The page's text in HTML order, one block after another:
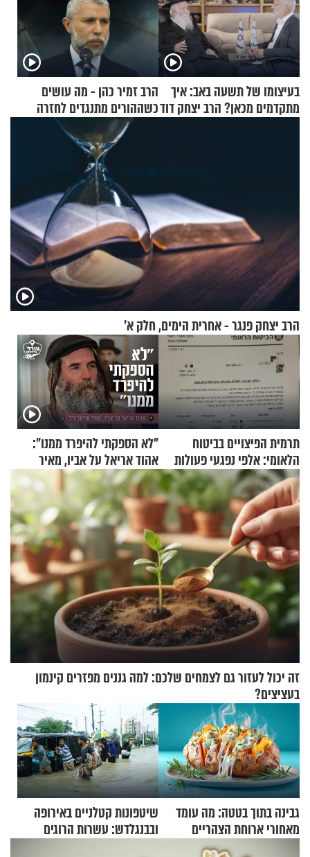
בעיצומו של תשעה באב: איך
מתקדמים מכאן? הרב יצחק דוד
הרב זמיר כהן - מה עושים
כשההורים מתנגדים לחזרה
בתשובה?
הרב יצחק פנגר - אחרית הימים, חלק א’
תרמית הפיצויים בביטוח
הלאומי: אלפי נפגעי פעולות
איבה קיבלו כספים במירמה
"לא הספקתי להיפרד ממנו":
אהוד אריאל על אביו, מאיר
אריאל ז"ל
זה יכול לעזור גם לצמחים שלכם: למה גננים מפזרים קינמון
בעציצים?
גבינה בתוך בטטה: מה עומד
מאחורי ארוחת הצהריים
שכבשה את הרשת?
שיטפונות קטלניים באירופה
ובבנגלדש: עשרות הרוגים